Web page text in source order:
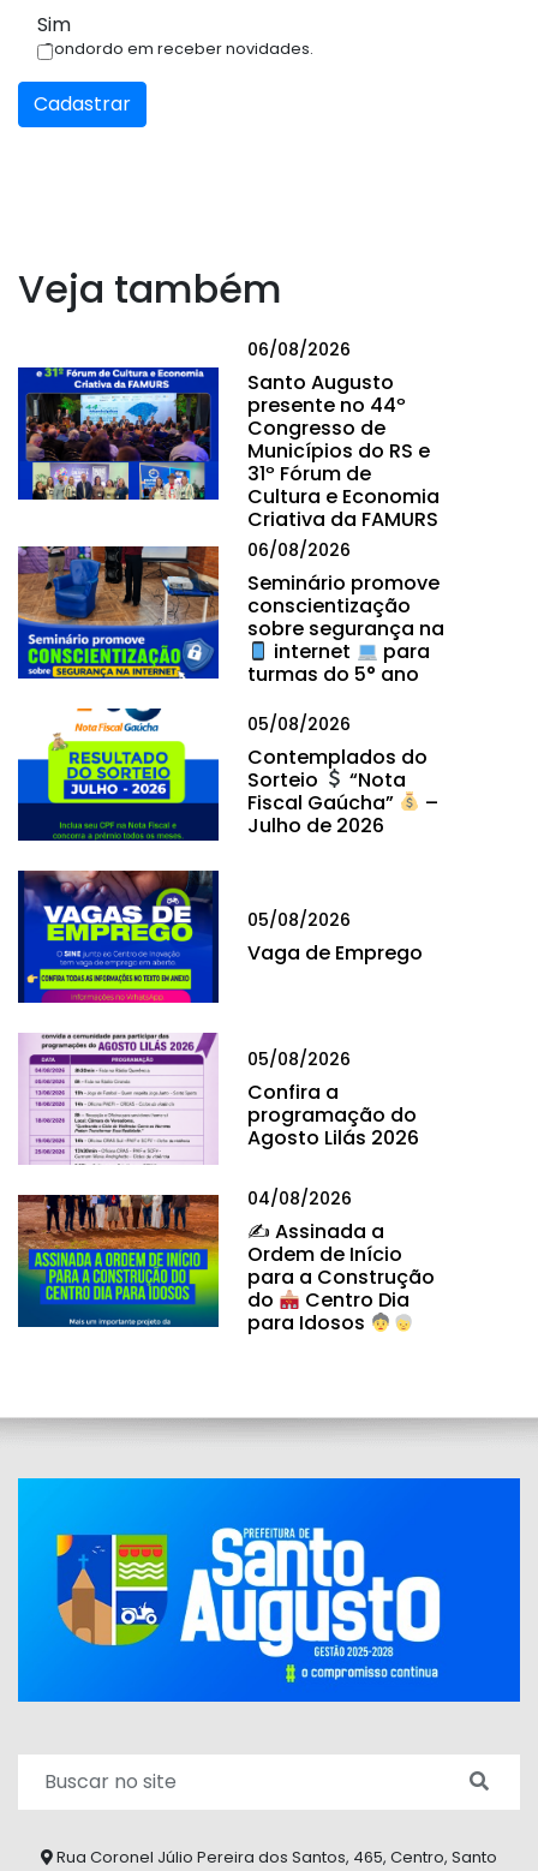
Sim
Condordo em receber novidades.
Cadastrar
Veja também
06/08/2026
Santo Augusto
presente no 44º
Congresso de
Municípios do RS e
31º Fórum de
Cultura e Economia
Criativa da FAMURS
06/08/2026
Seminário promove
conscientização
sobre segurança na
internet
para
turmas do 5° ano
05/08/2026
Contemplados do
Sorteio
“Nota
Fiscal Gaúcha”
–
Julho de 2026
05/08/2026
Vaga de Emprego
05/08/2026
Confira a
programação do
Agosto Lilás 2026
04/08/2026
✍ Assinada a
Ordem de Início
para a Construção
do
Centro Dia
para Idosos
Rua Coronel Júlio Pereira dos Santos, 465, Centro, Santo